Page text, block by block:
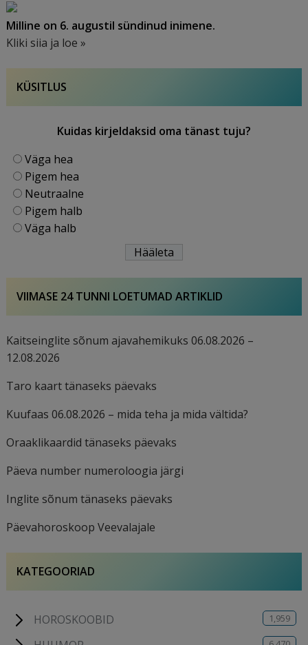
Milline on 6. augustil sündinud inimene.
Kliki siia ja loe »
KÜSITLUS
Kuidas kirjeldaksid oma tänast tuju?
Väga hea
Pigem hea
Neutraalne
Pigem halb
Väga halb
VIIMASE 24 TUNNI LOETUMAD ARTIKLID
Kaitseinglite sõnum ajavahemikuks 06.08.2026 –
12.08.2026
Taro kaart tänaseks päevaks
Kuufaas 06.08.2026 – mida teha ja mida vältida?
Oraaklikaardid tänaseks päevaks
Päeva number numeroloogia järgi
Inglite sõnum tänaseks päevaks
Päevahoroskoop Veevalajale
KATEGOORIAD
HOROSKOOBID 1,959